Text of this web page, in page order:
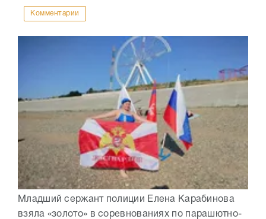
Комментарии
Младший сержант полиции Елена Карабинова
взяла «золото» в соревнованиях по парашютно-